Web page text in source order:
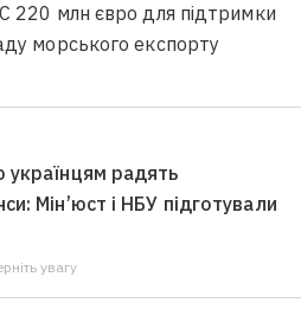
220 млн євро для підтримки
морського експорту
українцям радять
Мін’юст і НБУ підготували
увагу